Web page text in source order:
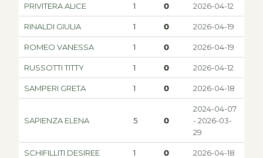
PRIVITERA ALICE 1 0 2026-04-12
RINALDI GIULIA 1 0 2026-04-19
ROMEO VANESSA 1 0 2026-04-19
RUSSOTTI TITTY 1 0 2026-04-12
SAMPERI GRETA 1 0 2026-04-18
SAPIENZA ELENA 5 0
2024-04-07
- 2026-03-
29
SCHIFILLITI DESIREE 1 0 2026-04-18